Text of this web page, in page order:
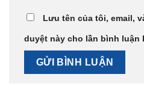
Lưu tên của tôi, email,
duyệt này cho lần bình luận